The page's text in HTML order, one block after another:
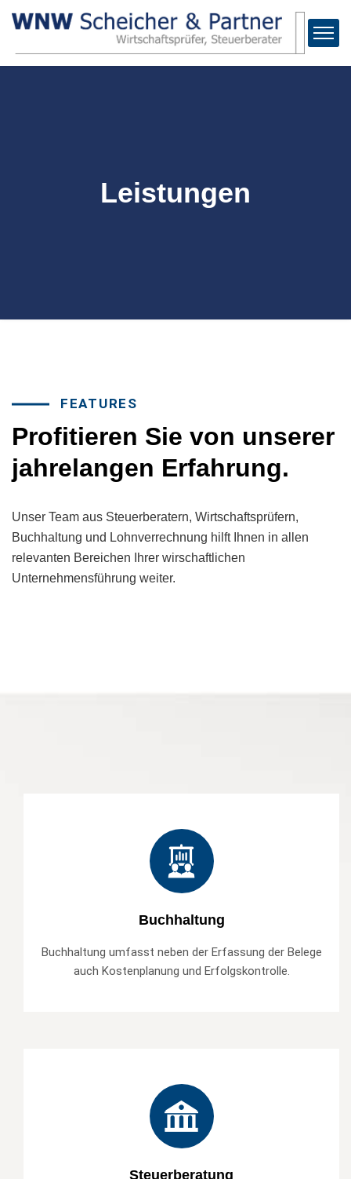
Leistungen
FEATURES
Profitieren Sie von unserer
jahrelangen Erfahrung.
Unser Team aus Steuerberatern, Wirtschaftsprüfern,
Buchhaltung und Lohnverrechnung hilft Ihnen in allen
relevanten Bereichen Ihrer wirschaftlichen
Unternehmensführung weiter.
Buchhaltung
Buchhaltung umfasst neben der Erfassung der Belege
auch Kostenplanung und Erfolgskontrolle.
Steuerberatung